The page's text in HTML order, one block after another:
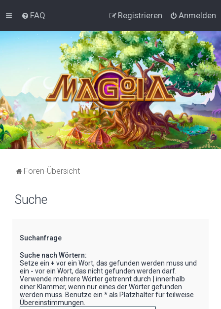
FAQ Anmelden
Registrieren
Foren-Übersicht
Suche
Suchanfrage
Suche nach Wörtern:
Setze ein + vor ein Wort, das gefunden werden muss und
ein - vor ein Wort, das nicht gefunden werden darf.
Verwende mehrere Wörter getrennt durch
innerhalb
einer Klammer, wenn nur eines der Wörter gefunden
werden muss. Benutze ein * als Platzhalter für teilweise
Übereinstimmungen.